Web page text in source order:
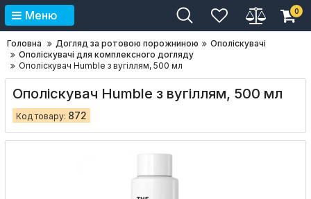
Меню 0
Головна Догляд за ротовою порожниною
Ополіскувачі
Ополіскувачі для комплексного догляду
Ополіскувач Humble з вугіллям, 500 мл
Ополіскувач Humble з вугіллям, 500 мл
Код товару: 872